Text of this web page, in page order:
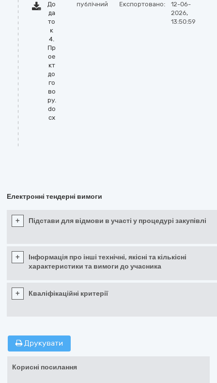
До
да
то
к
4.
Пр
ое
кт
до
го
во
ру.
do
cx
публічний Експортовано:
12-06-
2026,
13:50:59
Електронні тендерні вимоги
+ Підстави для відмови в участі у процедурі закупівлі
+
Інформація про інші технічні, якісні та кількісні
характеристики та вимоги до учасника
+ Кваліфікаційні критерії
Друкувати
Корисні посилання